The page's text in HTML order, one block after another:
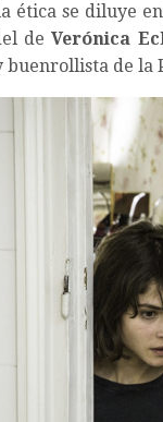
ética se diluye
deVerónica
buenrollista de la